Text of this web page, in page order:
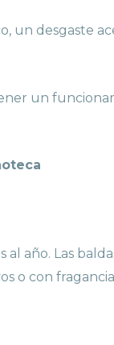
desgaste
un
al año. Las
o con